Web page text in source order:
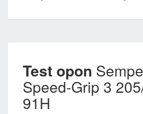
Test opon
Speed-Grip 3
91H